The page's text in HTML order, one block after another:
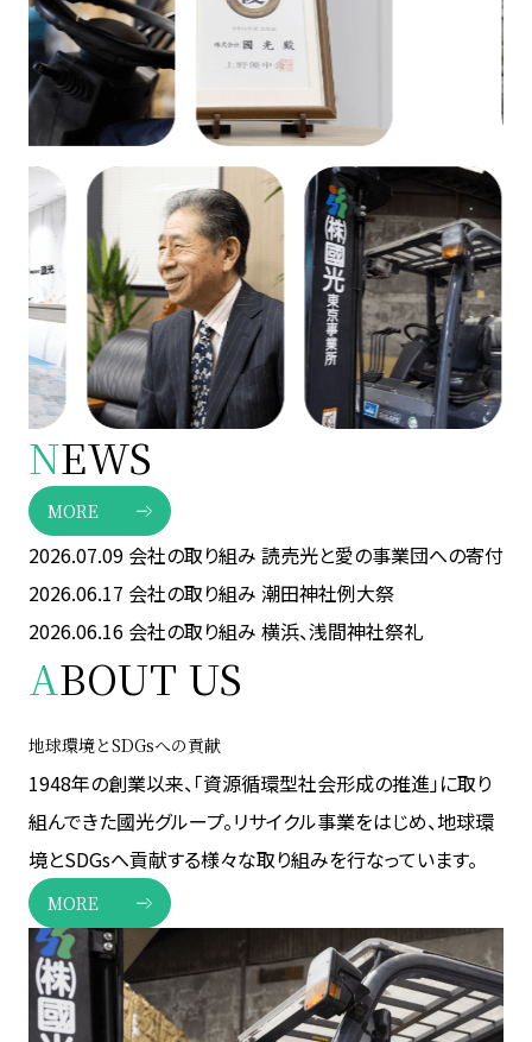
NEWS
MORE
2026.07.09 会社の取り組み 読売光と愛の事業団への寄付
2026.06.17 会社の取り組み 潮田神社例大祭
2026.06.16 会社の取り組み 横浜、浅間神社祭礼
ABOUT US
地球環境とSDGsへの貢献
1948年の創業以来、「資源循環型社会形成の推進」に取り
組んできた國光グループ。リサイクル事業をはじめ、地球環
境とSDGsへ貢献する様々な取り組みを行なっています。
MORE